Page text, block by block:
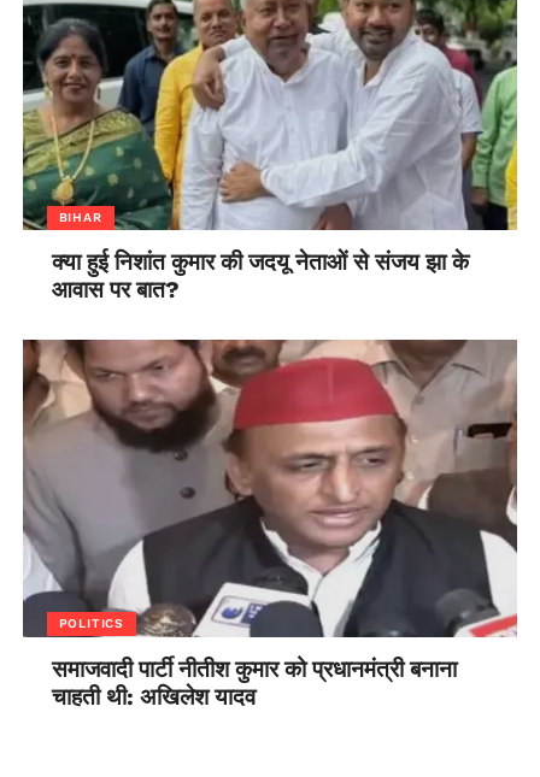
BIHAR
क्या हुई निशांत कुमार की जदयू नेताओं से संजय झा के
आवास पर बात?
POLITICS
समाजवादी पार्टी नीतीश कुमार को प्रधानमंत्री बनाना
चाहती थी: अखिलेश यादव